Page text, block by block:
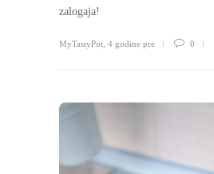
zalogaja!
MyTastyPot, 4 godine pre 0